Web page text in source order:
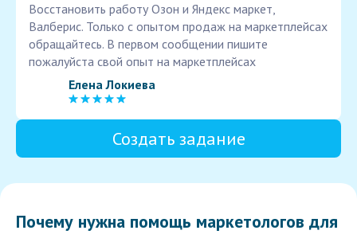
Восстановить работу Озон и Яндекс маркет,
Валберис. Только с опытом продаж на маркетплейсах
обращайтесь. В первом сообщении пишите
пожалуйста свой опыт на маркетплейсах
Елена Локиева
Создать задание
Почему нужна помощь маркетологов для